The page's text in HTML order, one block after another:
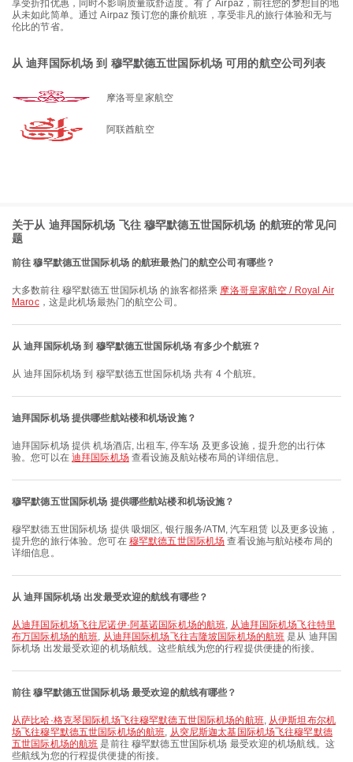
享受折扣优惠，同时不影响质量或舒适度。有了 Airpaz，前往您的梦想目的地
从未如此简单。通过 Airpaz 预订您的廉价航班，享受非凡的旅行体验和无与
伦比的节省。
从 迪拜国际机场 到 穆罕默德五世国际机场 可用的航空公司列表
摩洛哥皇家航空
阿联酋航空
关于从 迪拜国际机场 飞往 穆罕默德五世国际机场 的航班的常见问
题
前往 穆罕默德五世国际机场 的航班最热门的航空公司有哪些？
大多数前往 穆罕默德五世国际机场 的旅客都搭乘 摩洛哥皇家航空 / Royal Air
Maroc，这是此机场最热门的航空公司。
从 迪拜国际机场 到 穆罕默德五世国际机场 有多少个航班？
从 迪拜国际机场 到 穆罕默德五世国际机场 共有 4 个航班。
迪拜国际机场 提供哪些航站楼和机场设施？
迪拜国际机场 提供 机场酒店, 出租车, 停车场 及更多设施，提升您的出行体
验。您可以在 迪拜国际机场查看设施及航站楼布局的详细信息。
穆罕默德五世国际机场 提供哪些航站楼和机场设施？
穆罕默德五世国际机场 提供 吸烟区, 银行服务/ATM, 汽车租赁 以及更多设施，
提升您的旅行体验。您可在 穆罕默德五世国际机场 查看设施与航站楼布局的
详细信息。
从 迪拜国际机场 出发最受欢迎的航线有哪些？
从迪拜国际机场飞往尼诺伊·阿基诺国际机场的航班, 从迪拜国际机场飞往特里
布万国际机场的航班, 从迪拜国际机场飞往吉隆坡国际机场的航班 是从 迪拜国
际机场 出发最受欢迎的机场航线。这些航线为您的行程提供便捷的衔接。
前往 穆罕默德五世国际机场 最受欢迎的航线有哪些？
从萨比哈·格克琴国际机场飞往穆罕默德五世国际机场的航班, 从伊斯坦布尔机
场飞往穆罕默德五世国际机场的航班, 从突尼斯迦太基国际机场飞往穆罕默德
五世国际机场的航班 是前往 穆罕默德五世国际机场 最受欢迎的机场航线。这
些航线为您的行程提供便捷的衔接。